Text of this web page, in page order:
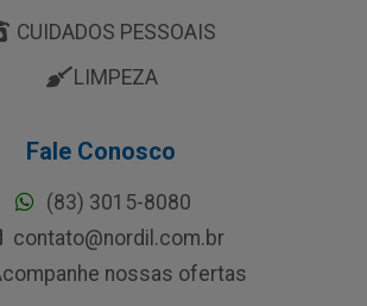
CUIDADOS PESSOAIS
LIMPEZA
Fale Conosco
(83) 3015-8080
contato@nordil.com.br
nossas ofertas